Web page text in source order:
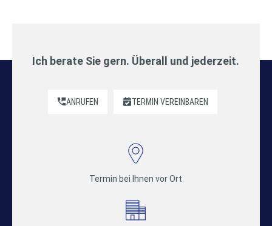
Ich berate Sie gern. Überall und jederzeit.
ANRUFEN TERMIN VEREINBAREN
Termin bei Ihnen vor Ort